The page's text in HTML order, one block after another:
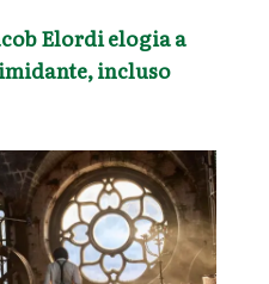
Elordi elogia a
incluso